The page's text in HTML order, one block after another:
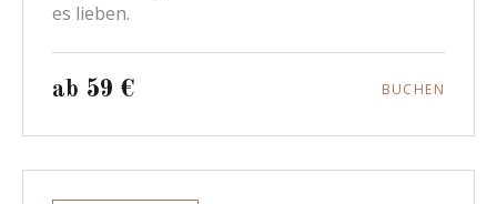
es lieben.
ab 59 € BUCHEN